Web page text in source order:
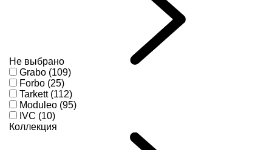
Не выбрано
Grabo (109)
Forbo (25)
Tarkett (112)
Moduleo (95)
IVC (10)
Коллекция